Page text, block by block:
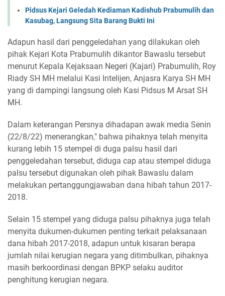
Pidsus Kejari Geledah Kediaman Kadishub Prabumulih dan
Kasubag, Langsung Sita Barang Bukti Ini
Adapun hasil dari penggeledahan yang dilakukan oleh
pihak Kejari Kota Prabumulih dikantor Bawaslu tersebut
menurut Kepala Kejaksaan Negeri (Kajari) Prabumulih, Roy
Riady SH MH melalui Kasi Intelijen, Anjasra Karya SH MH
yang di dampingi langsung oleh Kasi Pidsus M Arsat SH
MH.
Dalam keterangan Persnya dihadapan awak media Senin
(22/8/22) menerangkan," bahwa pihaknya telah menyita
kurang lebih 15 stempel di duga palsu hasil dari
penggeledahan tersebut, diduga cap atau stempel diduga
palsu tersebut digunakan oleh pihak Bawaslu dalam
melakukan pertanggungjawaban dana hibah tahun 2017-
2018.
Selain 15 stempel yang diduga palsu pihaknya juga telah
menyita dukumen-dukumen penting terkait pelaksanaan
dana hibah 2017-2018, adapun untuk kisaran berapa
jumlah nilai kerugian negara yang ditimbulkan, pihaknya
masih berkoordinasi dengan BPKP selaku auditor
penghitung kerugian negara.